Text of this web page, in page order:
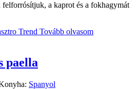
a kaprot és a fokhagymát
Trend Tovább olvasom
paella
Spanyol